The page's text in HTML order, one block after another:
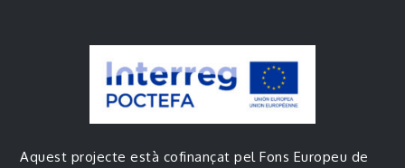
Aquest projecte està cofinançat pel Fons Europeu de